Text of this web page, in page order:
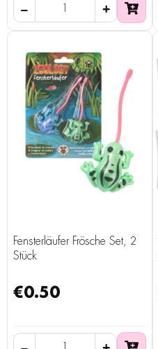
Fensterläufer Frösche Set, 2
Stück
€0.50